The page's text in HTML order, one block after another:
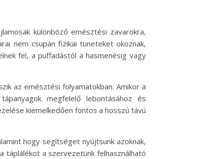
különböző emésztési zavarokra,
nem csupán fizikai tüneteket okoznak,
fel, a puffadástól a hasmenésig vagy
az emésztési folyamatokban. Amikor a
megfelelő lebontásához és
kiemelkedően fontos a hosszú távú
hogy segítséget nyújtsunk azoknak,
táplálékot a szervezetünk felhasználható